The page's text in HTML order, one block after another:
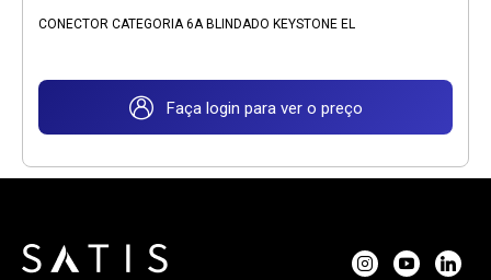
CONECTOR CATEGORIA 6A BLINDADO KEYSTONE EL
Faça login para ver o preço